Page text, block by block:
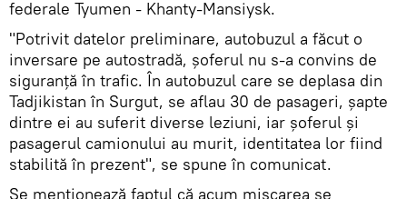
federale Tyumen - Khanty-Mansiysk.
"Potrivit datelor preliminare, autobuzul a făcut o
inversare pe autostradă, șoferul nu s-a convins de
siguranță în trafic. În autobuzul care se deplasa din
Tadjikistan în Surgut, se aflau 30 de pasageri, șapte
dintre ei au suferit diverse leziuni, iar șoferul și
pasagerul camionului au murit, identitatea lor fiind
stabilită în prezent", se spune în comunicat.
Se menționează faptul că acum mișcarea se